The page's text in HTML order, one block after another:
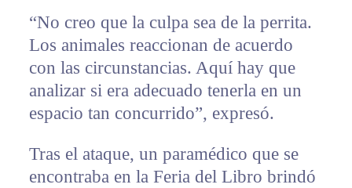
“No creo que la culpa sea de la perrita.
Los animales reaccionan de acuerdo
con las circunstancias. Aquí hay que
analizar si era adecuado tenerla en un
espacio tan concurrido”, expresó.
Tras el ataque, un paramédico que se
encontraba en la Feria del Libro brindó